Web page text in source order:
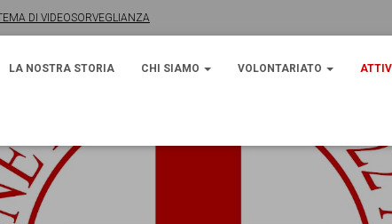
DI VIDEOSORVEGLIANZA
LA NOSTRA STORIA
CHI SIAMO VOLONTARIATO